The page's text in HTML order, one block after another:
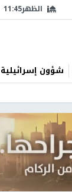
الظهر11:45
شؤون إسرائيلية